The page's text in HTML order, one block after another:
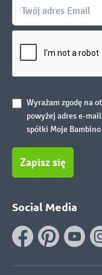
Wyrażam zgodę na
powyżej adres e-
spółki Moje Bambino
Zapisz się
Social Media